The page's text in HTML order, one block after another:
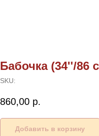
Бабочка (34''/86
SKU:
860,00 р.
Добавить в корзину